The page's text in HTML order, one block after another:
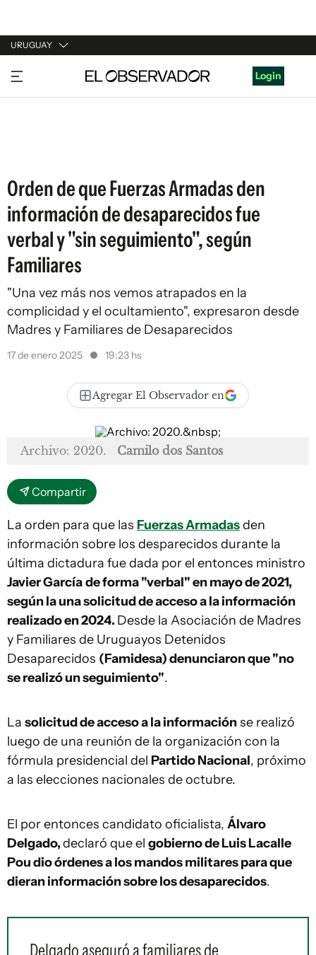
URUGUAY
URUGUAY
ARGENTINA
Login
Orden de que Fuerzas Armadas den
información de desaparecidos fue
verbal y "sin seguimiento", según
Familiares
"Una vez más nos vemos atrapados en la
complicidad y el ocultamiento", expresaron desde
Madres y Familiares de Desaparecidos
17 de enero 2025 19:23 hs
Agregar El Observador en
Archivo: 2020. Camilo dos Santos
Compartir
La orden para que las Fuerzas Armadasden
información sobre los desparecidos durante la
última dictadura fue dada por el entonces ministro
Javier Garcíade forma "verbal" en mayo de 2021,
según la una solicitud de acceso a la información
realizado en 2024. Desde la Asociación de Madres
y Familiares de Uruguayos Detenidos
Desaparecidos (Famidesa) denunciaron que "no
se realizó un seguimiento".
La solicitud de acceso a la informaciónse realizó
luego de una reunión de la organización con la
fórmula presidencial del Partido Nacional, próximo
a las elecciones nacionales de octubre.
El por entonces candidato oficialista, Álvaro
Delgado,declaró que el gobierno de Luis Lacalle
Pou dio órdenes a los mandos militares para que
dieran información sobre los desaparecidos.
Delgado aseguró a familiares de